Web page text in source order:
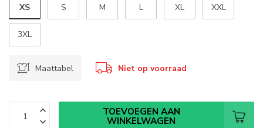
XS S M L XL XXL
3XL
Maattabel Niet op voorraad
TOEVOEGEN AAN
WINKELWAGEN